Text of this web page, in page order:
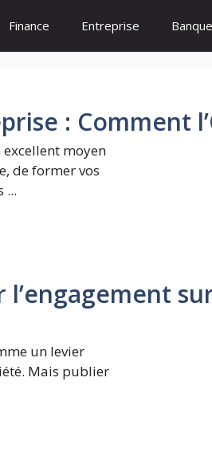
Finance Entreprise
: Comment
excellent moyen
de former vos
...
un levier
Mais publier